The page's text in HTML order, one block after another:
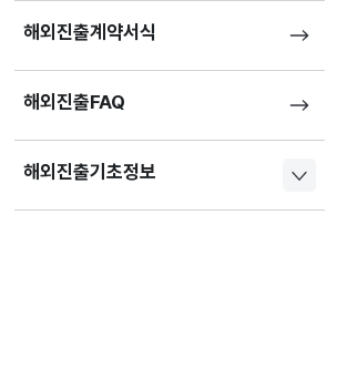
해외진출계약서식
해외진출FAQ
해외진출기초정보